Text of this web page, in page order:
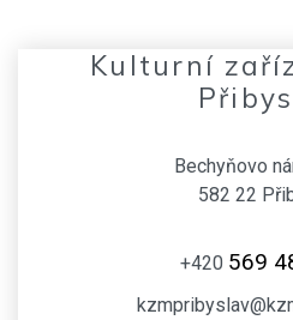
Kulturní
Bechyňovo
582 22
+420 569